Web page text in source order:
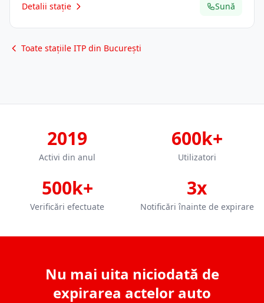
Detalii stație Sună
Toate stațiile ITP din București
2019
Activi din anul
600k+
Utilizatori
500k+
Verificări efectuate
3x
Notificări înainte de expirare
Nu mai uita niciodată de
expirarea actelor auto